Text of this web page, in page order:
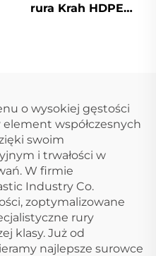
rura Krah HDPE
o wysokiej gęstości
współczesnych
swoim
i trwałości w
W firmie
Industry Co.
zoptymalizowane
rury
klasy. Już od
najlepsze surowce